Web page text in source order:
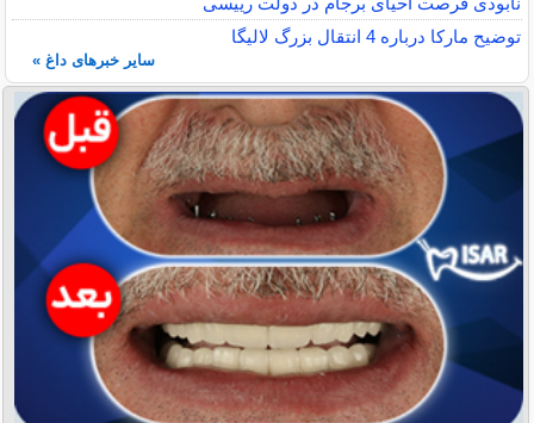
توضیح مارکا درباره 4 انتقال بزرگ لالیگا
سایر خبرهای داغ »